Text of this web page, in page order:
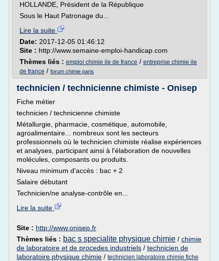
HOLLANDE, Président de la République
Sous le Haut Patronage du...
Lire la suite
Date: 2017-12-05 01:46:12
Site : http://www.semaine-emploi-handicap.com
Thèmes liés : emploi chimie ile de france / entreprise chimie ile
de france / forum chimie paris
technicien / technicienne chimiste - Onisep
Fiche métier
technicien / technicienne chimiste
Métallurgie, pharmacie, cosmétique, automobile,
agroalimentaire... nombreux sont les secteurs
professionnels où le technicien chimiste réalise expériences
et analyses, participant ainsi à l'élaboration de nouvelles
molécules, composants ou produits.
Niveau minimum d'accès : bac + 2
Salaire débutant
Technicien/ne analyse-contrôle en...
Lire la suite
Site : http://www.onisep.fr
Thèmes liés : bac s specialite physique chimie / chimie
de laboratoire et de procedes industriels / technicien de
laboratoire physique chimie / technicien laboratoire chimie fiche